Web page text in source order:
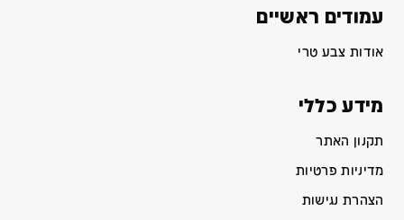
עמודים ראשיים
אודות צבע טרי
מידע כללי
תקנון האתר
מדיניות פרטיות
הצהרת נגישות